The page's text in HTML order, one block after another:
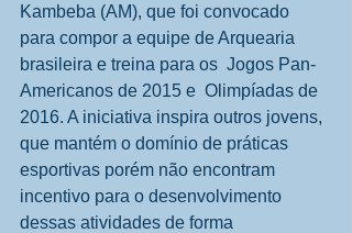
Kambeba (AM), que foi convocado
para compor a equipe de Arquearia
brasileira e treina para os  Jogos Pan-
Americanos de 2015 e  Olimpíadas de
2016. A iniciativa inspira outros jovens,
que mantém o domínio de práticas
esportivas porém não encontram
incentivo para o desenvolvimento
dessas atividades de forma